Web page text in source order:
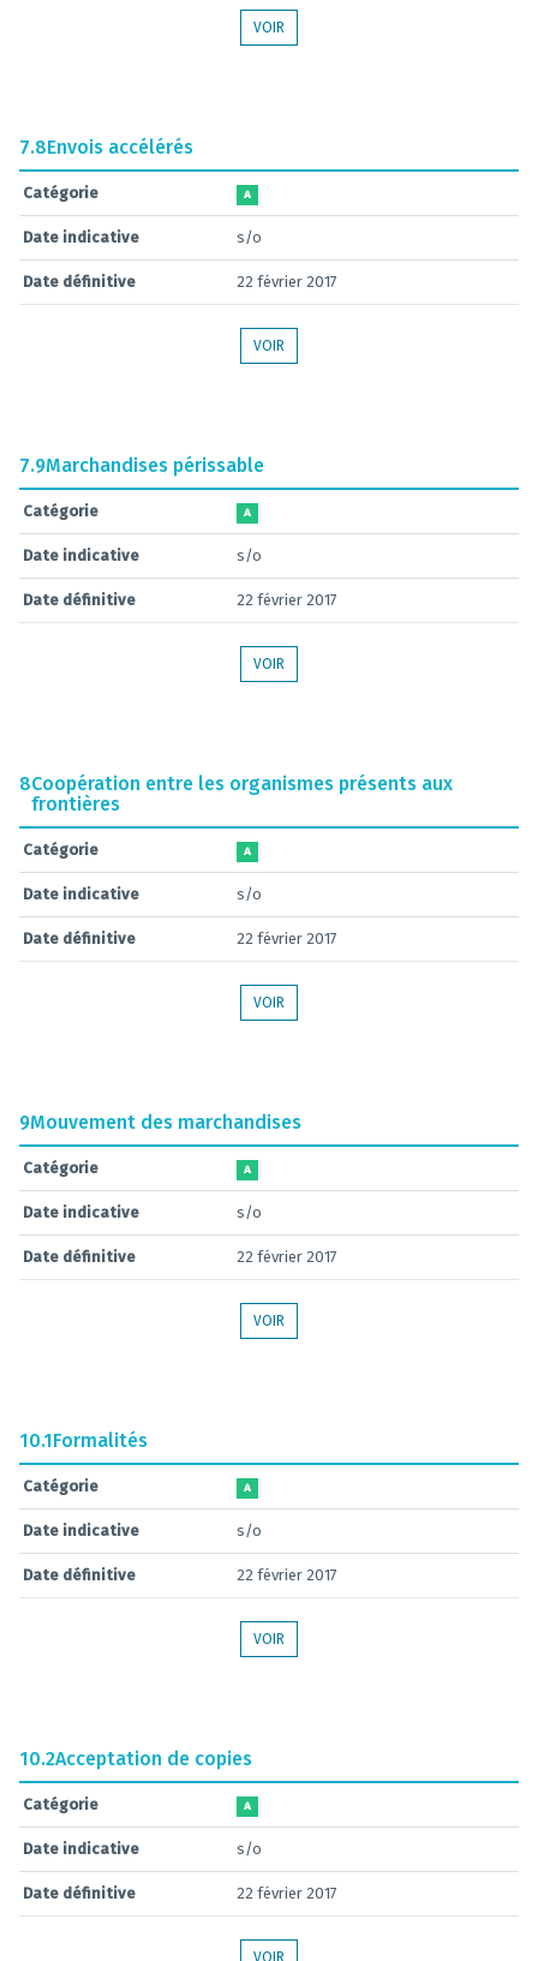
VOIR
7.8Envois accélérés
Catégorie A
Date indicative s/o
Date définitive 22 février 2017
VOIR
7.9Marchandises périssable
Catégorie A
Date indicative s/o
Date définitive 22 février 2017
VOIR
8Coopération entre les organismes présents aux
frontières
Catégorie A
Date indicative s/o
Date définitive 22 février 2017
VOIR
9Mouvement des marchandises
Catégorie A
Date indicative s/o
Date définitive 22 février 2017
VOIR
10.1Formalités
Catégorie A
Date indicative s/o
Date définitive 22 février 2017
VOIR
10.2Acceptation de copies
Catégorie A
Date indicative s/o
Date définitive 22 février 2017
VOIR